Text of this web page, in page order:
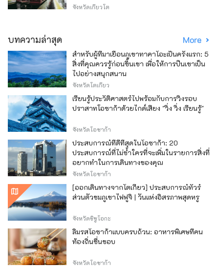
จังหวัดเกียวโต
บทความล่าสุด More
สำหรับผู้ที่มาเยือนภูเขาทาคาโอะเป็นครั้งแรก: 5
สิ่งที่คุณควรรู้ก่อนขึ้นเขา เพื่อให้การปีนเขาเป็น
ไปอย่างสนุกสนาน
จังหวัดโตเกียว
เรียนรู้ประวัติศาสตร์ไปพร้อมกับการวิ่งรอบ
ปราสาทโอซาก้าด้วยไกด์เสียง "วิ่ง วิ่ง เรียนรู้"
จังหวัดโอซาก้า
ประสบการณ์ที่ดีที่สุดในโอซาก้า: 20
ประสบการณ์ที่ไม่ซ้ำใครที่จะเพิ่มในรายการสิ่งที่
อยากทำในการเดินทางของคุณ
จังหวัดโอซาก้า
[ออกเดินทางจากโตเกียว] ประสบการณ์ทัวร์
ส่วนตัวชมภูเขาไฟฟูจิ | วันแห่งอิสรภาพสุดหรู
จังหวัดชิซูโอกะ
ลิ้มรสโอซาก้าแบบครบถ้วน: อาหารพิเศษที่คน
ท้องถิ่นชื่นชอบ
จังหวัดโอซาก้า